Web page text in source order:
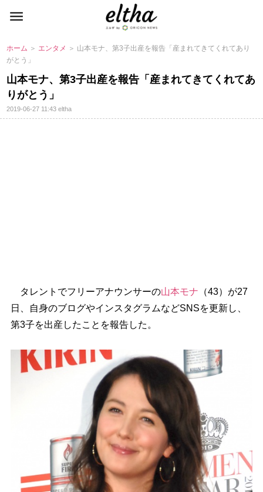
ホーム ＞ エンタメ ＞ 山本モナ、第3子出産を報告「産まれてきてくれてあり
がとう」
山本モナ、第3子出産を報告「産まれてきてくれてあ
りがとう」
2019-06-27 11:43eltha
タレントでフリーアナウンサーの山本モナ （43）が27
日、自身のブログやインスタグラムなどSNSを更新し、
第3子を出産したことを報告した。